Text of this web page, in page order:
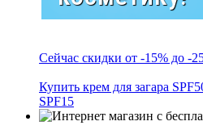
Сейчас скидки от -15% до -
Купить крем для загара
SPF15